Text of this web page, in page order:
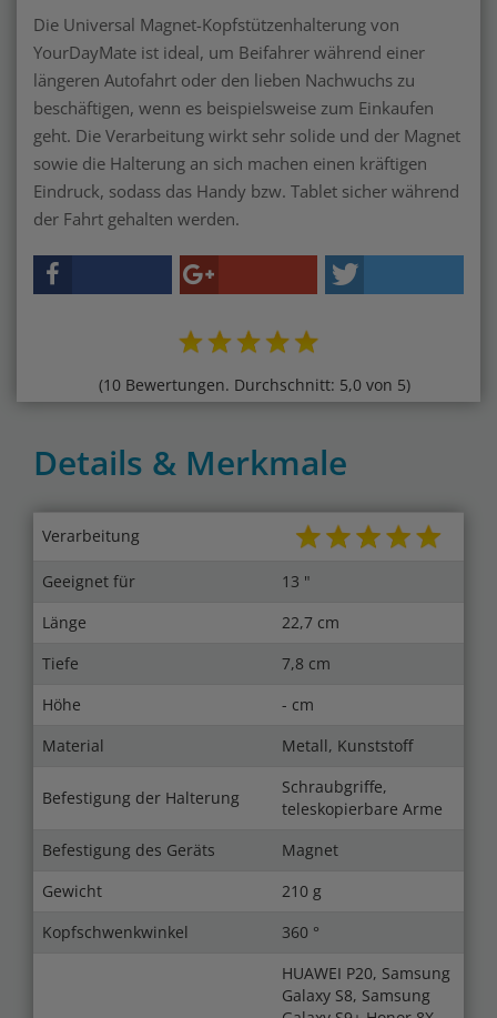
Die Universal Magnet-Kopfstützenhalterung von
YourDayMate ist ideal, um Beifahrer während einer
längeren Autofahrt oder den lieben Nachwuchs zu
beschäftigen, wenn es beispielsweise zum Einkaufen
geht. Die Verarbeitung wirkt sehr solide und der Magnet
sowie die Halterung an sich machen einen kräftigen
Eindruck, sodass das Handy bzw. Tablet sicher während
der Fahrt gehalten werden.
(10 Bewertungen. Durchschnitt: 5,0 von 5)
Details & Merkmale
Verarbeitung
Geeignet für
13 "
Länge
22,7 cm
Tiefe
7,8 cm
Höhe
- cm
Material
Metall, Kunststoff
Befestigung der Halterung
Schraubgriffe,
teleskopierbare Arme
Befestigung des Geräts
Magnet
Gewicht
210 g
Kopfschwenkwinkel
360 °
HUAWEI P20, Samsung
Galaxy S8, Samsung